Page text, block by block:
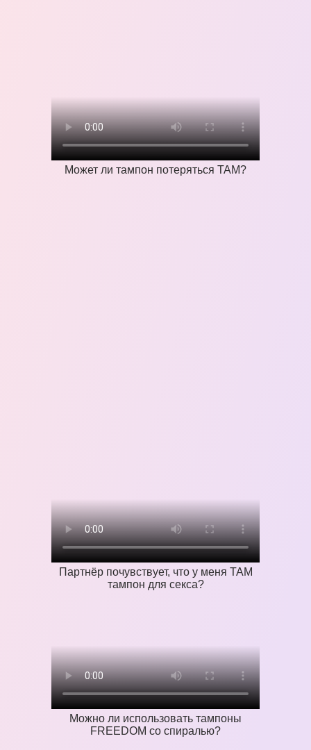
Может ли тампон потеряться ТАМ?
Партнёр почувствует, что у меня ТАМ
тампон для секса?
Можно ли использовать тампоны
FREEDOM со спиралью?